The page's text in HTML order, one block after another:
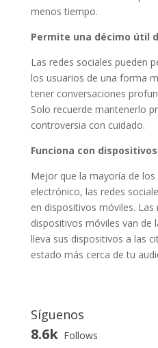
menos tiempo.
Permite una décimo útil
Las redes sociales pueden
los usuarios de una forma
tener conversaciones
Solo recuerde mantenerlo
controversia con cuidado.
Funciona con
Mejor que la mayoría de
electrónico, las redes
en dispositivos móviles. Las
dispositivos móviles van de
lleva sus dispositivos a las
estado más cerca de tu
Síguenos
8.6k Follows